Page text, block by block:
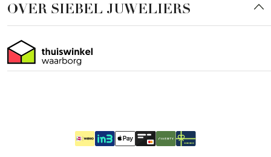
OVER SIEBEL JUWELIERS